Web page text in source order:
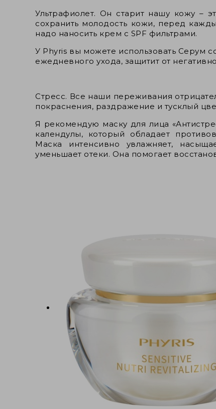
Ультрафиолет. Он старит нашу кожу –
сохранить молодость кожи, перед
надо наносить крем с SPF фильтрами.
У Phyris вы можете использовать Серум
ежедневного ухода, защитит от
Стресс. Все наши переживания
покраснения, раздражение и тусклый
Я рекомендую маску для лица
календулы, который обладает
Маска интенсивно увлажняет,
уменьшает отеки. Она помогает